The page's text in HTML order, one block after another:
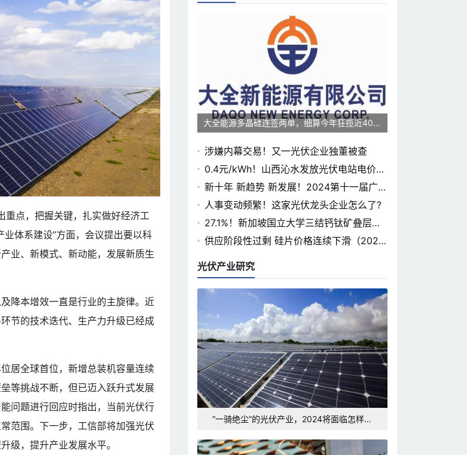
点，把握关键，扎实做好经济工
体系建设”方面，会议提出要以科
业、新模式、新动能，发展新质生
降本增效一直是行业的主旋律。近
节的技术迭代、生产力升级已经成
居全球首位，新增总装机容量连续
等挑战不断，但已迈入跃升式发展
问题进行回应时指出，当前光伏行
范围。下一步，工信部将加强光伏
级，提升产业发展水平。
大全能源多晶硅连签两单，细算今年狂揽近400
0亿元
涉嫌内幕交易！又一光伏企业独董被查
0.4元/kWh！山西沁水发放光伏电站电价补
贴
新十年 新趋势 新发展！2024第十一届广东
省光伏论坛即将开幕
人事变动频繁！这家光伏龙头企业怎么了?
27.1%！新加坡国立大学三结钙钛矿叠层认
证率突破
供应阶段性过剩 硅片价格连续下滑（2024.
光伏产业研究
“一骑绝尘”的光伏产业，2024将面临怎样的